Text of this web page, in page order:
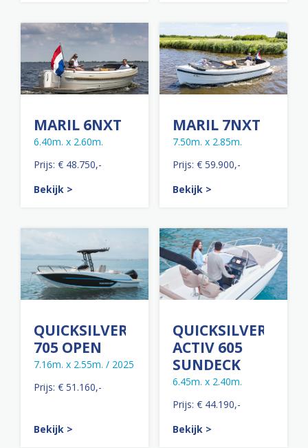
MARIL 6NXT
6.40m. x 2.60m.
Prijs: € 48.750,-
Bekijk >
MARIL 7NXT
7.50m. x 2.85m.
Prijs: € 59.900,-
Bekijk >
QUICKSILVER
705 OPEN
7.16m. x 2.55m. / 2025
Prijs: € 51.160,-
Bekijk >
QUICKSILVER
ACTIV 605
SUNDECK
6.45m. x 2.40m.
Prijs: € 44.190,-
Bekijk >